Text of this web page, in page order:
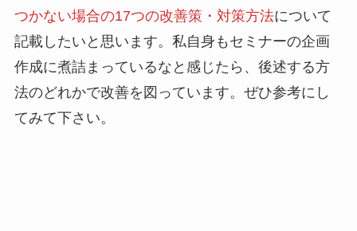
つかない場合の17つの改善策・対策方法について
記載したいと思います。私自身もセミナーの企画
作成に煮詰まっているなと感じたら、後述する方
法のどれかで改善を図っています。ぜひ参考にし
てみて下さい。